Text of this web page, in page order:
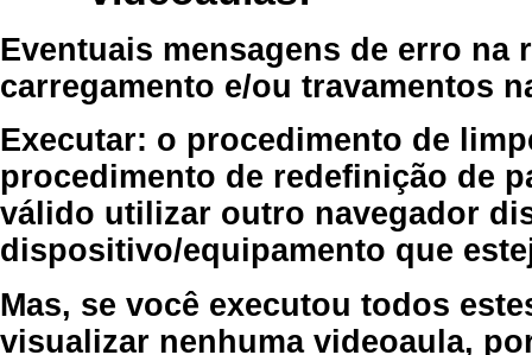
Eventuais mensagens de erro
carregamento e/ou travamentos
Executar: o procedimento de
procedimento de redefinição de
válido utilizar outro navegador
dispositivo/equipamento que
Mas, se você executou todos
visualizar nenhuma videoaula,